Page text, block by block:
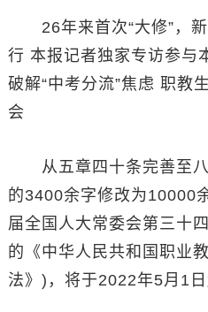
26年来首次“大修”，新
行 本报记者独家专访参与
破解“中考分流”焦虑 职教
会
从五章四十条完善至八
的3400余字修改为
届全国人大常委会第三十
的《中华人民共和国职业
法》)，将于2022年5月1日